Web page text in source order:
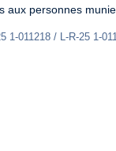
aux personnes
1-011218 / L-R-25 1-